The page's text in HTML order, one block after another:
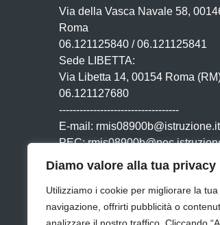
Diamo valore alla tua privacy
Utilizziamo i cookie per migliorare la
navigazione, offrirti pubblicità o
Via della Vasca Navale 58,
Roma
06.121125840 / 06.121125841
Sede LIBETTA:
Via Libetta 14, 00154 Roma
06.121127680
-----------------------------------
E-mail: rmis08900b@istruzione.it
PEC:
Cod. IPA: istsc_rmis08900b
Cod. Mecc: rmis08900b
Cod. Fisc: 80201230580